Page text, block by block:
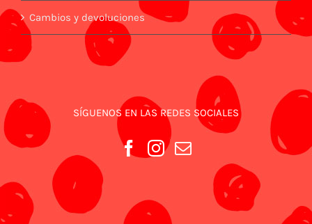
Cambios y devoluciones
SÍGUENOS EN LAS REDES SOCIALES